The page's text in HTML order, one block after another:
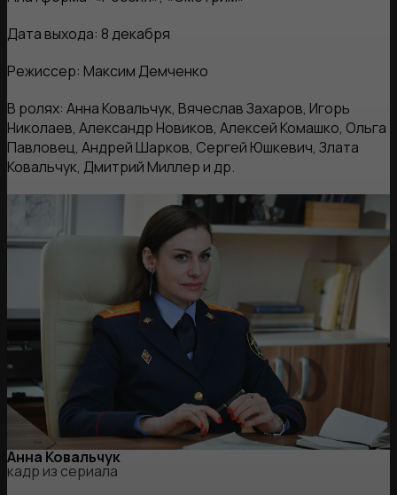
Дата выхода: 8 декабря
Режиссер: Максим Демченко
В ролях: Анна Ковальчук, Вячеслав Захаров, Игорь
Николаев, Александр Новиков, Алексей Комашко, Ольга
Павловец, Андрей Шарков, Сергей Юшкевич, Злата
Ковальчук, Дмитрий Миллер и др.
Анна Ковальчук
кадр из сериала